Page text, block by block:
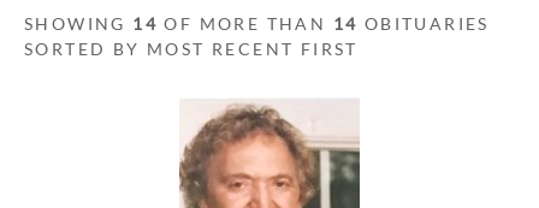
SHOWING 14 OF MORE THAN 14 OBITUARIES
SORTED BY MOST RECENT FIRST